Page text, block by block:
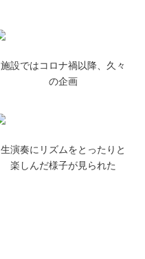
施設ではコロナ禍以降、久々
の企画
生演奏にリズムをとったりと
楽しんだ様子が見られた